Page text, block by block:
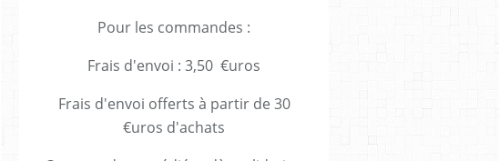
Pour les commandes :
Frais d'envoi : 3,50 €uros
Frais d'envoi offerts à partir de 30
€uros d'achats